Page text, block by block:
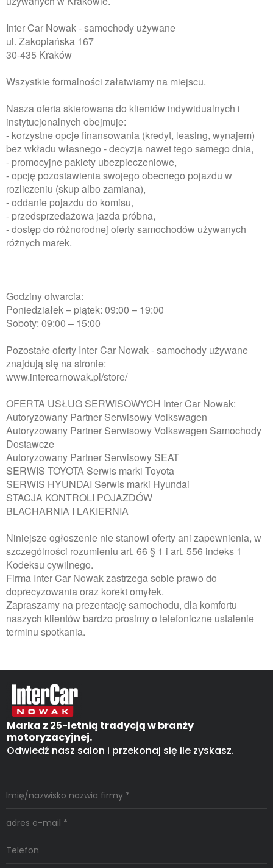
Inter Car Nowak - samochody używane
ul. Zakopiańska 167
30-435 Kraków
Wszystkie formalności załatwiamy na miejscu.
Nasza oferta skierowana do klientów indywidualnych i
instytucjonalnych obejmuje:
- korzystne opcje finansowania (kredyt, leasing, wynajem)
bez wkładu własnego - decyzja nawet tego samego dnia,
- promocyjne pakiety ubezpieczeniowe,
- opcję pozostawienia swojego obecnego pojazdu w
rozliczeniu (skup albo zamiana),
- oddanie pojazdu do komisu,
- przedsprzedażowa jazda próbna,
- dostęp do różnorodnej oferty samochodów używanych
różnych marek.
Godziny otwarcia:
Poniedziałek – piątek: 09:00 – 19:00
Soboty: 09:00 – 15:00
Pozostałe oferty Inter Car Nowak - samochody używane
znajdują się na stronie:
www.intercarnowak.pl/store/
OFERTA USŁUG SERWISOWYCH Inter Car Nowak:
Autoryzowany Partner Serwisowy Volkswagen
Autoryzowany Partner Serwisowy Volkswagen Samochody
Dostawcze
Autoryzowany Partner Serwisowy SEAT
SERWIS TOYOTA Serwis marki Toyota
SERWIS HYUNDAI Serwis marki Hyundai
STACJA KONTROLI POJAZDÓW
BLACHARNIA I LAKIERNIA
Niniejsze ogłoszenie nie stanowi oferty ani zapewnienia, w
szczególności rozumieniu art. 66 § 1 i art. 556 indeks 1
Kodeksu cywilnego.
Firma Inter Car Nowak zastrzega sobie prawo do
doprecyzowania oraz korekt omyłek.
Zapraszamy na prezentację samochodu, dla komfortu
naszych klientów bardzo prosimy o telefoniczne ustalenie
terminu spotkania.
Marka z 25-letnią tradycją w branży
motoryzacyjnej.
Odwiedź nasz salon i przekonaj się ile zyskasz.